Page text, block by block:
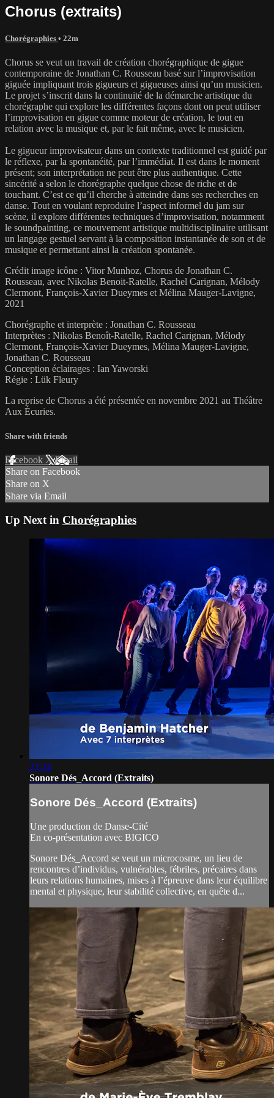
Chorus (extraits)
Chorégraphies • 22m
Chorus se veut un travail de création chorégraphique de gigue
contemporaine de Jonathan C. Rousseau basé sur l’improvisation
giguée impliquant trois gigueurs et gigueuses ainsi qu’un musicien.
Le projet s’inscrit dans la continuité de la démarche artistique du
chorégraphe qui explore les différentes façons dont on peut utiliser
l’improvisation en gigue comme moteur de création, le tout en
relation avec la musique et, par le fait même, avec le musicien.
Le gigueur improvisateur dans un contexte traditionnel est guidé par
le réflexe, par la spontanéité, par l’immédiat. Il est dans le moment
présent; son interprétation ne peut être plus authentique. Cette
sincérité a selon le chorégraphe quelque chose de riche et de
touchant. C’est ce qu’il cherche à atteindre dans ses recherches en
danse. Tout en voulant reproduire l’aspect informel du jam sur
scène, il explore différentes techniques d’improvisation, notamment
le soundpainting, ce mouvement artistique multidisciplinaire utilisant
un langage gestuel servant à la composition instantanée de son et de
musique et permettant ainsi la création spontanée.
Crédit image icône : Vitor Munhoz, Chorus de Jonathan C.
Rousseau, avec Nikolas Benoit-Ratelle, Rachel Carignan, Mélody
Clermont, François-Xavier Dueymes et Mélina Mauger-Lavigne,
2021
Chorégraphe et interprète : Jonathan C. Rousseau
Interprètes : Nikolas Benoît-Ratelle, Rachel Carignan, Mélody
Clermont, François-Xavier Dueymes, Mélina Mauger-Lavigne,
Jonathan C. Rousseau
Conception éclairages : Ian Yaworski
Régie : Lük Fleury
La reprise de Chorus a été présentée en novembre 2021 au Théâtre
Aux Écuries.
Share with friends
Facebook XEmail
Share on Facebook
Share on X
Share via Email
Up Next in Chorégraphies
22:24
Sonore Dés_Accord (Extraits)
Sonore Dés_Accord (Extraits)
Une production de Danse-Cité
En co-présentation avec BIGICO
Sonore Dés_Accord se veut un microcosme, un lieu de
rencontres d’individus, vulnérables, fébriles, précaires dans
leurs relations humaines, mises à l’épreuve dans leur équilibre
mental et physique, leur stabilité collective, en quête d...